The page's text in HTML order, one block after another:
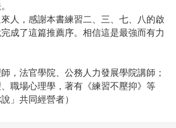
，感謝本書練習二、三、七、八的啟
成了這篇推薦序。相信這是最強而有力
，法官學院、公務人力發展學院講師；
職場心理學，著有《練習不壓抑》等
」共同經營者）